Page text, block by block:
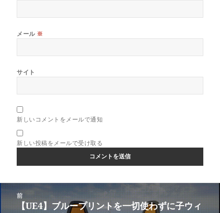
メール ※
サイト
新しいコメントをメールで通知
新しい投稿をメールで受け取る
投
稿
前
前
【UE4】ブループリントを一切使わずに子ウィ